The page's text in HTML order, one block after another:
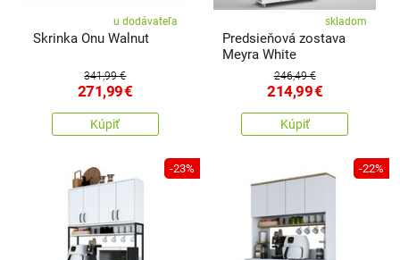
u dodávateľa
Skrinka Onu Walnut
341,99 €
271,99€
Kúpiť
skladom
Predsieňová zostava
Meyra White
246,49 €
214,99€
Kúpiť
-23% -22%